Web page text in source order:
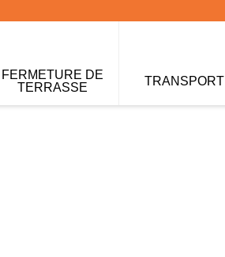
FERMETURE DE
TERRASSE
TRANSPORT